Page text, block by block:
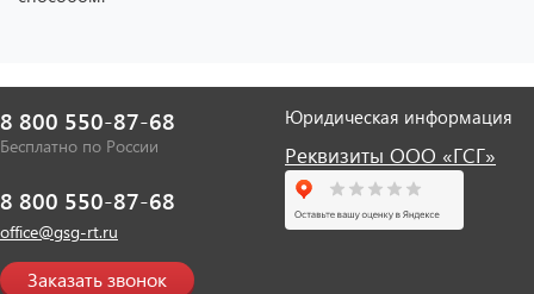
8 800 550-87-68
Бесплатно по России
8 800 550-87-68
office@gsg-rt.ru
Заказать звонок
Юридическая информация
Реквизиты ООО «ГСГ»